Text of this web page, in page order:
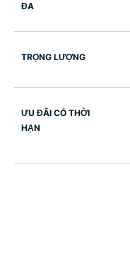
ĐA
TRỌNG LƯỢNG
ƯU ĐÃI CÓ THỜI
HẠN